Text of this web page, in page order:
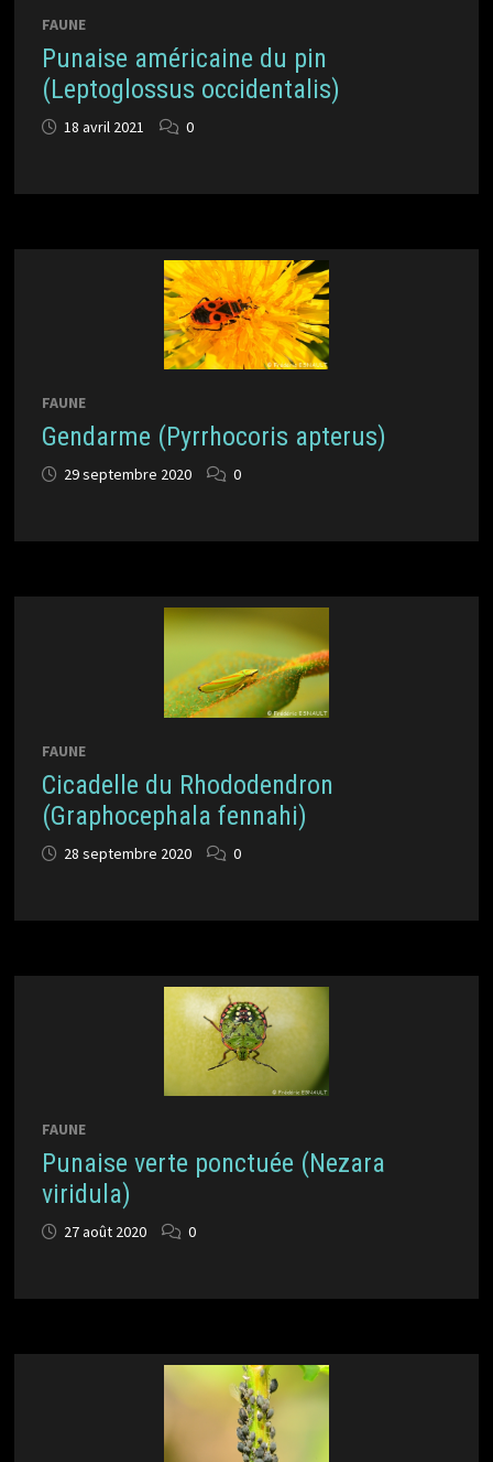
FAUNE
Punaise américaine du pin
(Leptoglossus occidentalis)
18 avril 2021 0
FAUNE
Gendarme (Pyrrhocoris apterus)
29 septembre 2020 0
FAUNE
Cicadelle du Rhododendron
(Graphocephala fennahi)
28 septembre 2020 0
FAUNE
Punaise verte ponctuée (Nezara
viridula)
27 août 2020 0